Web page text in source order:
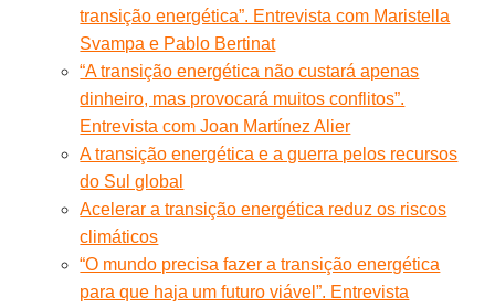
transição energética”. Entrevista com Maristella
Svampa e Pablo Bertinat
“A transição energética não custará apenas
dinheiro, mas provocará muitos conflitos”.
Entrevista com Joan Martínez Alier
A transição energética e a guerra pelos recursos
do Sul global
Acelerar a transição energética reduz os riscos
climáticos
“O mundo precisa fazer a transição energética
para que haja um futuro viável”. Entrevista